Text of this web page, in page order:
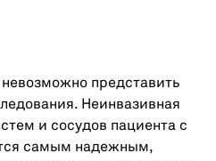
представить
Неинвазивная
и сосудов пациента с
самым надежным,